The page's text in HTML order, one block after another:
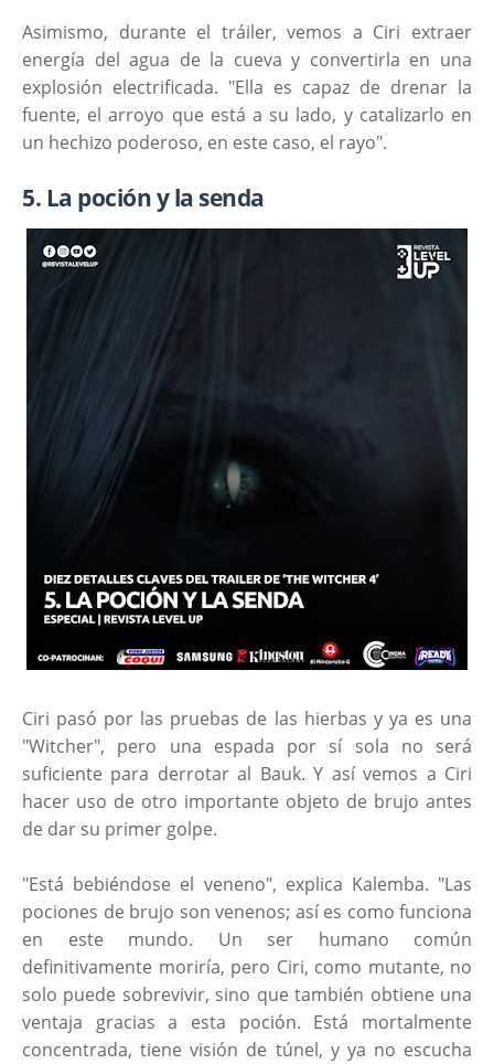
Asimismo, durante el tráiler, vemos a Ciri extraer
energía del agua de la cueva y convertirla en una
explosión electrificada. "Ella es capaz de drenar la
fuente, el arroyo que está a su lado, y catalizarlo en
un hechizo poderoso, en este caso, el rayo".
5. La poción y la senda
Ciri pasó por las pruebas de las hierbas y ya es una
"Witcher", pero una espada por sí sola no será
suficiente para derrotar al Bauk. Y así vemos a Ciri
hacer uso de otro importante objeto de brujo antes
de dar su primer golpe.
"Está bebiéndose el veneno", explica Kalemba. "Las
pociones de brujo son venenos; así es como funciona
en este mundo. Un ser humano común
definitivamente moriría, pero Ciri, como mutante, no
solo puede sobrevivir, sino que también obtiene una
ventaja gracias a esta poción. Está mortalmente
concentrada, tiene visión de túnel, y ya no escucha